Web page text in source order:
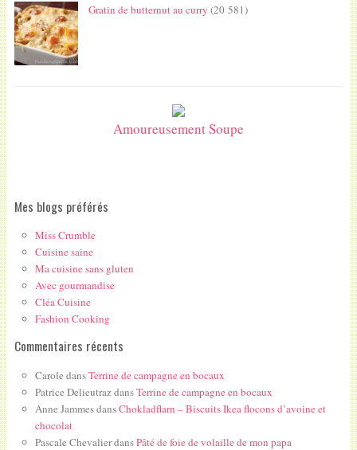
Gratin de butternut au curry (20 581)
Amoureusement Soupe
Mes blogs préférés
Miss Crumble
Cuisine saine
Ma cuisine sans gluten
Avec gourmandise
Cléa Cuisine
Fashion Cooking
Commentaires récents
Carole dansTerrine de campagne en bocaux
Patrice DelieutrazdansTerrine de campagne en bocaux
Anne JammesdansChokladflarn – Biscuits Ikea flocons d’avoine et
chocolat
Pascale ChevalierdansPâté de foie de volaille de mon papa